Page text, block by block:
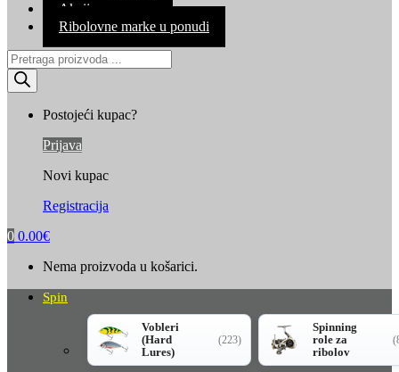
Akcija
Ribolovne marke u ponudi
Products
search
Postojeći kupac?
Prijava
Novi kupac
Registracija
0 0.00€
Nema proizvoda u košarici.
Spin
Vobleri
(Hard
Lures)
(223)
Spinning
role za
ribolov